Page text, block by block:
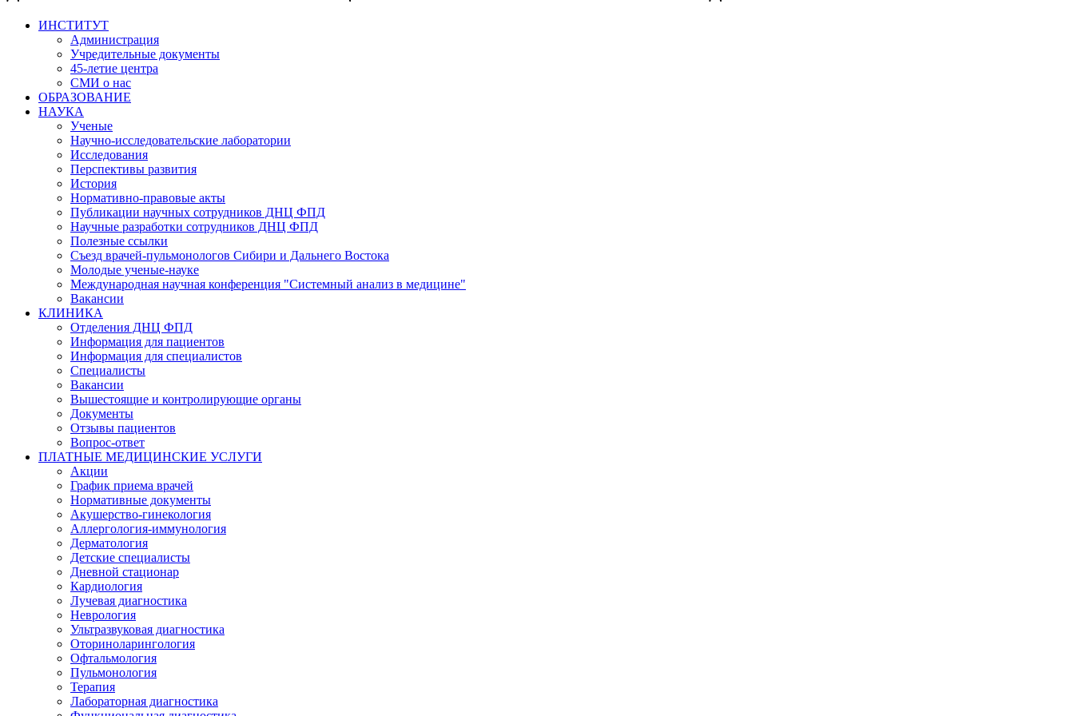
ИНСТИТУТ
Администрация
Учредительные документы
45-летие центра
СМИ о нас
ОБРАЗОВАНИЕ
НАУКА
Ученые
Научно-исследовательские лаборатории
Исследования
Перспективы развития
История
Нормативно-правовые акты
Публикации научных сотрудников ДНЦ ФПД
Научные разработки сотрудников ДНЦ ФПД
Полезные ссылки
Съезд врачей-пульмонологов Сибири и Дальнего Востока
Молодые ученые-науке
Международная научная конференция "Системный анализ в медицине"
Вакансии
КЛИНИКА
Отделения ДНЦ ФПД
Информация для пациентов
Информация для специалистов
Специалисты
Вакансии
Вышестоящие и контролирующие органы
Документы
Отзывы пациентов
Вопрос-ответ
ПЛАТНЫЕ МЕДИЦИНСКИЕ УСЛУГИ
Акции
График приема врачей
Нормативные документы
Акушерство-гинекология
Аллергология-иммунология
Дерматология
Детские специалисты
Дневной стационар
Кардиология
Лучевая диагностика
Неврология
Ультразвуковая диагностика
Оториноларингология
Офтальмология
Пульмонология
Терапия
Лабораторная диагностика